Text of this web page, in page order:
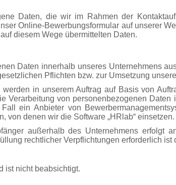
Daten, die wir im Rahmen der
Online-Bewerbungsformular auf unserer
diesem Wege übermittelten Daten.
Daten innerhalb unseres Unternehmens
Pflichten bzw. zur Umsetzung
werden in unserem Auftrag auf Basis von
Verarbeitung von personenbezogenen
ein Anbieter von
von denen wir die Software „HRlab“ einsetzen.
außerhalb des Unternehmens erfolgt
rechtlicher Verpflichtungen erforderlich
ist nicht beabsichtigt.